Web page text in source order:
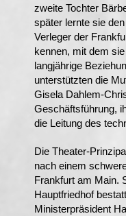
zweite Tochter
später lernte sie
Verleger der
kennen, mit dem
langjährige
unterstützten die
Gisela Dahlem-
Geschäftsführung,
die Leitung des
Die Theater-
nach einem
Frankfurt am Main.
Hauptfriedhof
Ministerpräsident